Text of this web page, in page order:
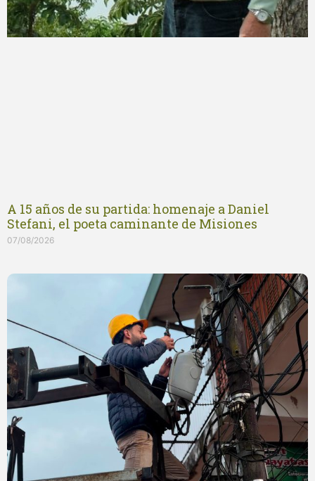
A 15 años de su partida: homenaje a Daniel
Stefani, el poeta caminante de Misiones
07/08/2026